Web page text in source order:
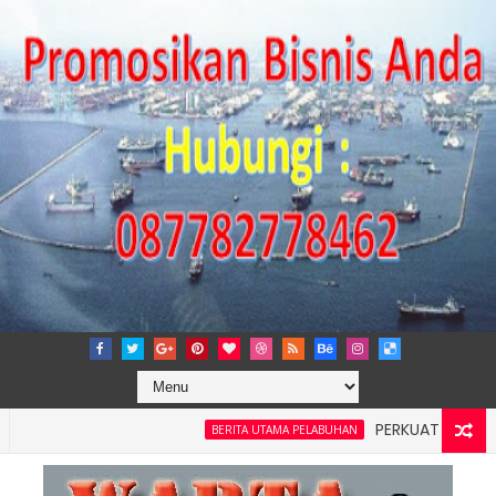
BERITA UTAMA PELABUHAN
PERKUAT TATA KELOLA
4: Pelindo Jasa Maritim Dengar Keluhan dan